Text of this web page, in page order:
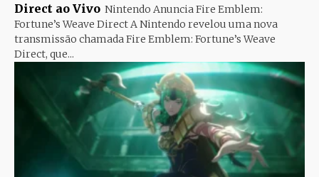
Direct ao Vivo Nintendo Anuncia Fire Emblem:
Fortune’s Weave Direct A Nintendo revelou uma nova
transmissão chamada Fire Emblem: Fortune’s Weave
Direct, que...